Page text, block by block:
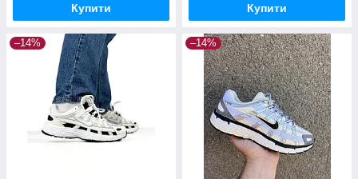
Купити Купити
–14% –14%